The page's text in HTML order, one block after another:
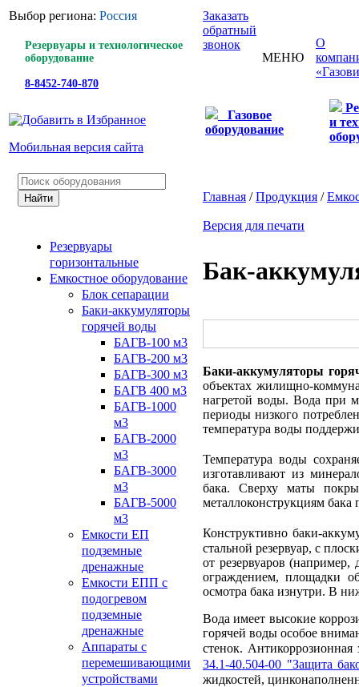
Выбор региона: Россия
Резервуары и технологическое
оборудование
8-8452-740-870
Мобильная версия сайта
Заказать
обратный
звонок
МЕНЮ
О
Газовое
оборудование
и
Резервуары
горизонтальные
Емкостное оборудование
Блок сепарации
Баки-аккумуляторы
горячей воды
БАГВ-100 м3
БАГВ-200 м3
БАГВ-300 м3
БАГВ 400 м3
БАГВ-1000
м3
БАГВ-2000
м3
БАГВ-3000
м3
БАГВ-5000
м3
Емкости ЕП
подземные
дренажные
Емкости ЕПП с
подогревом
подземные
дренажные
Аппараты с
перемешивающими
устройствами
Главная /Продукция /
Версия для печати
Бак-
Баки-аккумуляторы
объектах жилищно-
нагретой воды. Вода при
периоды низкого
температура воды
Температура воды
изготавливают из
бака. Сверху маты
металлоконструкциям
Конструктивно баки-
стальной резервуар, с
от резервуаров
ограждением, площадки
осмотра бака изнутри. В
Вода имеет высокие
горячей воды особое
стенок.
34.1-40.504-00 "Защита
жидкостей,